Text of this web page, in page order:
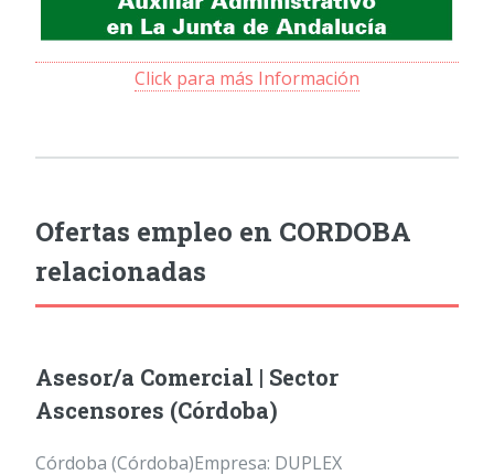
Click para más Información
Ofertas empleo en CORDOBA
relacionadas
Asesor/a Comercial | Sector
Ascensores (Córdoba)
Córdoba (Córdoba)Empresa: DUPLEX